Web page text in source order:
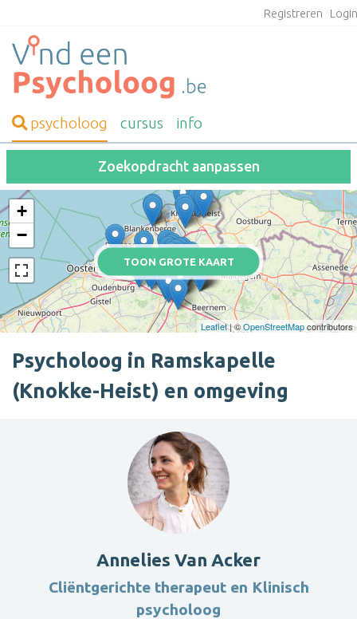
Registreren
psycholoog cursus info
Zoekopdracht aanpassen
TOON GROTE KAART
+
−
Leaflet| ©OpenStreetMapcontributors
Psycholoog in Ramskapelle
(Knokke-Heist) en omgeving
Annelies Van Acker
Cliëntgerichte therapeut en Klinisch
psycholoog